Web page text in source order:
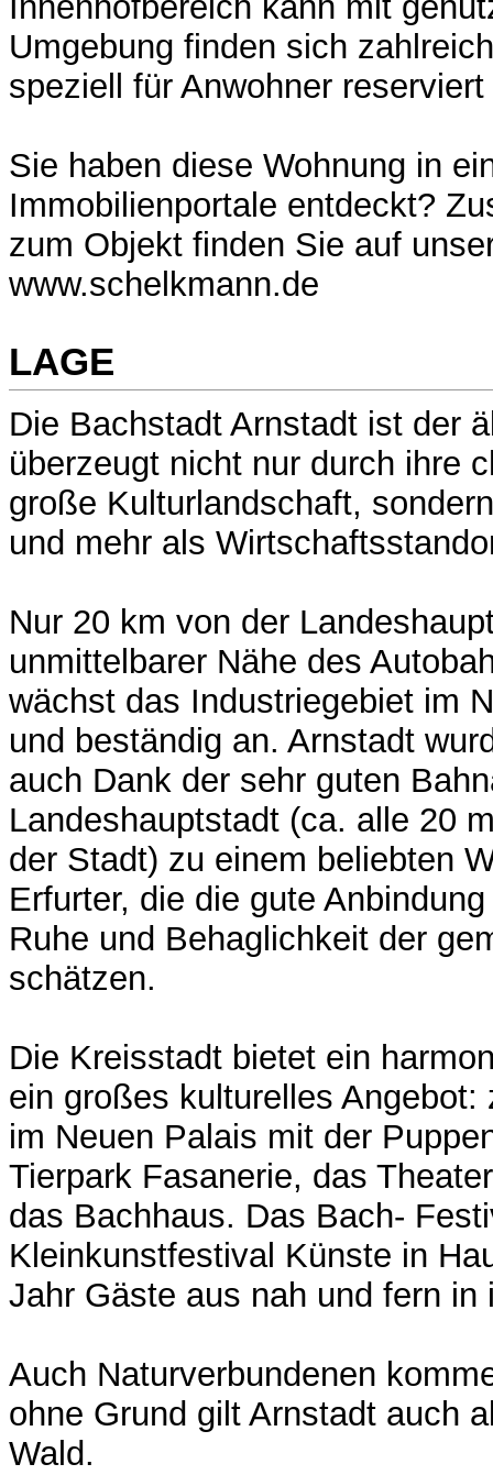
Umgebung finden sich
speziell für Anwohner
Sie haben diese Wohnung in
Immobilienportale entdeckt?
zum Objekt finden Sie auf
www.schelkmann.de
LAGE
Die Bachstadt Arnstadt ist der
überzeugt nicht nur durch ihre
große Kulturlandschaft,
und mehr als
Nur 20 km von der
unmittelbarer Nähe des
wächst das Industriegebiet im
und beständig an. Arnstadt
auch Dank der sehr guten
Landeshauptstadt (ca. alle 20
der Stadt) zu einem beliebten
Erfurter, die die gute
Ruhe und Behaglichkeit der
schätzen.
Die Kreisstadt bietet ein
ein großes kulturelles
im Neuen Palais mit der
Tierpark Fasanerie, das
das Bachhaus. Das Bach-
Kleinkunstfestival Künste in
Jahr Gäste aus nah und fern in
Auch Naturverbundenen
ohne Grund gilt Arnstadt auch
Wald.